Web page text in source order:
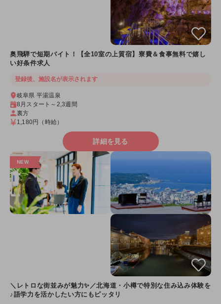
奥飛騨で短期バイト！【全10室の上質宿】寮費＆食事無料で嬉し
い好条件求人
登録後、施設名が表示されます
岐阜県 平湯温泉
8月スタート～2,3週間
裏方
1,180円
（時給）
詳細を見る
＼レトロな街並みが魅力✨／北海道・小樽で特別な住み込み体験を
♪語学力を活かしたい方にもピッタリ